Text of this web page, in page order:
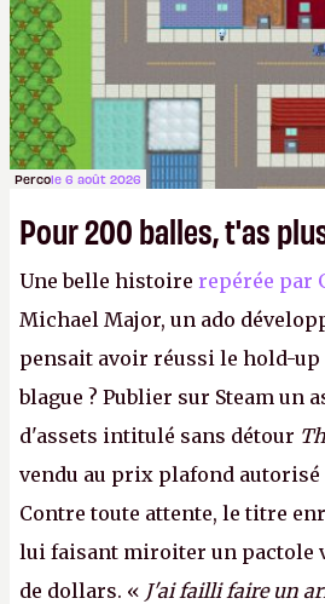
Percole 6 août 2026
Pour 200 balles, t'as
Une belle histoire repérée par
Michael Major, un ado
pensait avoir réussi le hold-up
blague ? Publier sur Steam un
d'assets intitulé sans détour
vendu au prix plafond
Contre toute attente, le titre
lui faisant miroiter un pactole
de dollars. « J'ai failli faire un